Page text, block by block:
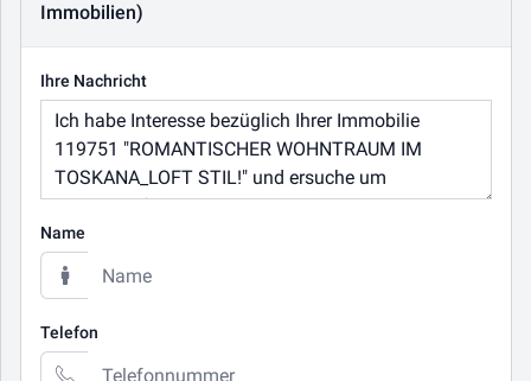
Immobilien)
Ihre Nachricht
Name
Telefon